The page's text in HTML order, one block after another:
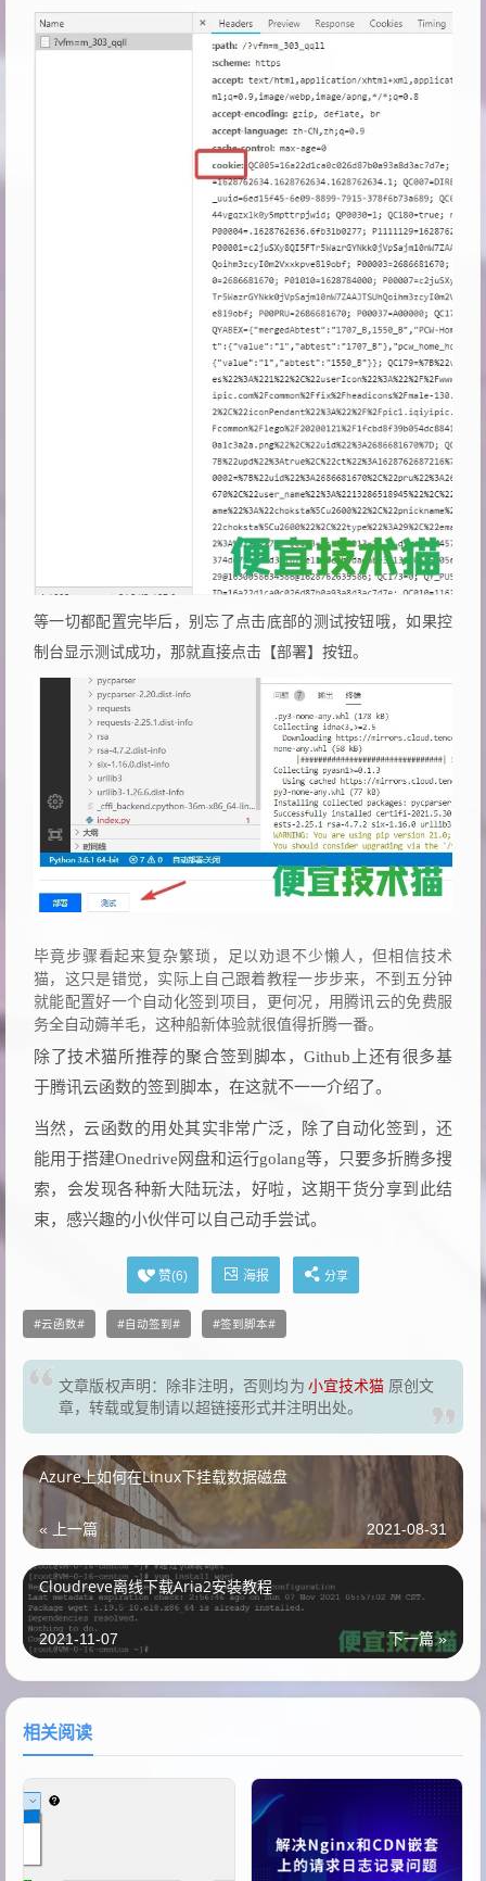
等一切都配置完毕后，别忘了点击底部的测试按钮哦，如果控
制台显示测试成功，那就直接点击【部署】按钮。
毕竟步骤看起来复杂繁琐，足以劝退不少懒人，但相信技术
猫，这只是错觉，实际上自己跟着教程一步步来，不到五分钟
就能配置好一个自动化签到项目，更何况，用腾讯云的免费服
务全自动薅羊毛，这种船新体验就很值得折腾一番。
除了技术猫所推荐的聚合签到脚本，Github上还有很多基
于腾讯云函数的签到脚本，在这就不一一介绍了。
当然，云函数的用处其实非常广泛，除了自动化签到，还
能用于搭建Onedrive网盘和运行golang等，只要多折腾多搜
索，会发现各种新大陆玩法，好啦，这期干货分享到此结
束，感兴趣的小伙伴可以自己动手尝试。
赞(6) 海报 分享
云函数 自动签到 签到脚本
文章版权声明：除非注明，否则均为 小宜技术猫 原创文
章，转载或复制请以超链接形式并注明出处。
Azure上如何在Linux下挂载数据磁盘
« 上一篇 2021-08-31
Cloudreve离线下载Aria2安装教程
下一篇 »
2021-11-07
相关阅读